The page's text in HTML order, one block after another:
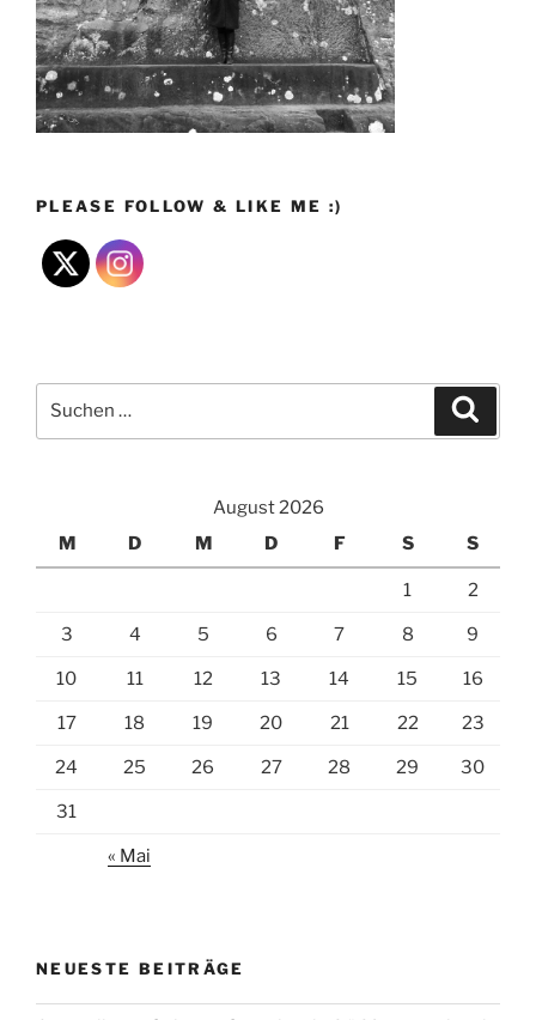
PLEASE FOLLOW & LIKE ME :)
nach:
August 2026
M
D M D F S S
1 2
3 4 5 6 7 8 9
10 11 12 13 14 15 16
17 18 19 20 21 22 23
24 25 26 27 28 29 30
31
« Mai
NEUESTE BEITRÄGE